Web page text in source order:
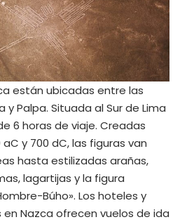
están ubicadas entre las
y Palpa. Situada al Sur de Lima
6 horas de viaje. Creadas
y 700 dC, las figuras van
hasta estilizadas arañas,
lagartijas y la figura
Búho». Los hoteles y
Nazca ofrecen vuelos de ida